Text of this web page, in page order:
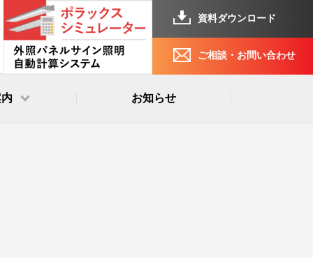
お知らせ
資料ダウンロード
ご相談・お問い合わせ